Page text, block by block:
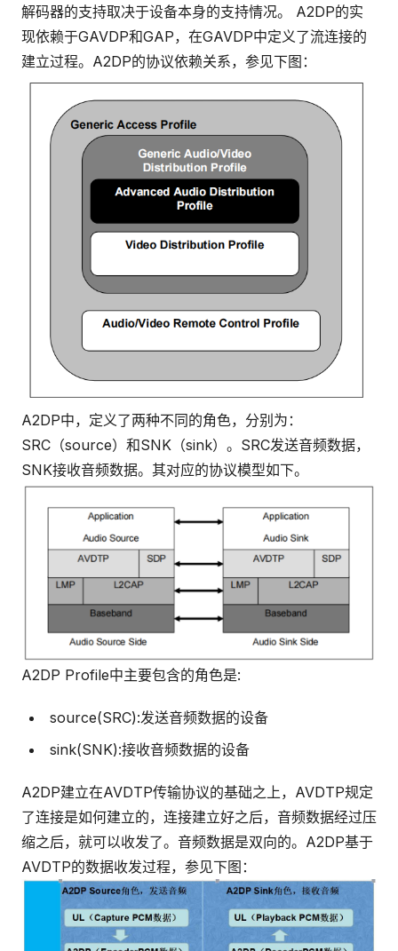
解码器的支持取决于设备本身的支持情况。 A2DP的实
现依赖于GAVDP和GAP，在GAVDP中定义了流连接的
建立过程。A2DP的协议依赖关系，参见下图：
A2DP中，定义了两种不同的角色，分别为：
SRC（source）和SNK（sink）。SRC发送音频数据，
SNK接收音频数据。其对应的协议模型如下。
A2DP Profile中主要包含的角色是:
source(SRC):发送音频数据的设备
sink(SNK):接收音频数据的设备
A2DP建立在AVDTP传输协议的基础之上，AVDTP规定
了连接是如何建立的，连接建立好之后，音频数据经过压
缩之后，就可以收发了。音频数据是双向的。A2DP基于
AVDTP的数据收发过程，参见下图：